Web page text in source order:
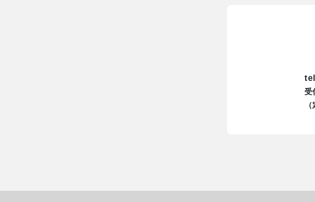
受